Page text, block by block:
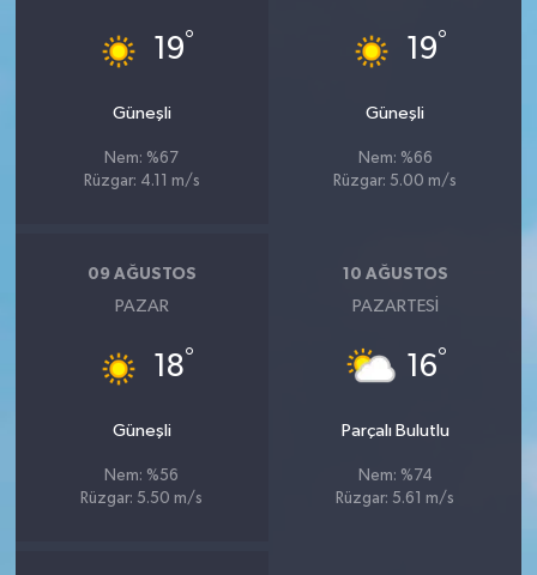
19°
Güneşli
Nem: %67
Rüzgar: 4.11 m/s
19°
Güneşli
Nem: %66
Rüzgar: 5.00 m/s
09 AĞUSTOS
PAZAR
18°
Güneşli
Nem: %56
Rüzgar: 5.50 m/s
10 AĞUSTOS
PAZARTESI
16°
Parçalı Bulutlu
Nem: %74
Rüzgar: 5.61 m/s